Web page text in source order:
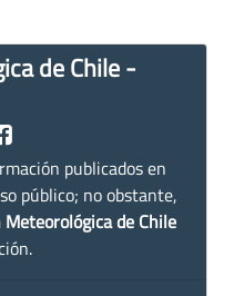
de Chile -
publicados en
público; no obstante,
Meteorológica de Chile